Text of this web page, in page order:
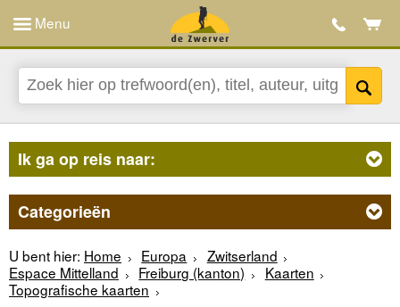
Menu
Ik ga op reis naar:
Categorieën
U bent hier: Home Europa
Zwitserland
Espace Mittelland
Freiburg (kanton)
Kaarten
Topografische kaarten